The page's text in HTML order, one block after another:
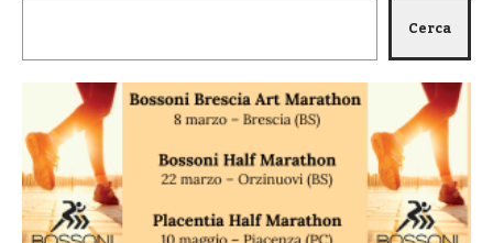
Cerca